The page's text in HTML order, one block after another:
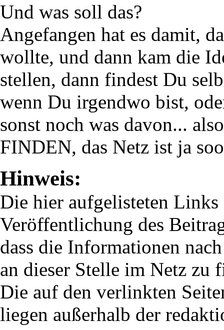
Und was soll das?
Angefangen hat es damit,
wollte, und dann kam die
stellen, dann findest Du
wenn Du irgendwo bist,
sonst noch was davon...
FINDEN, das Netz ist ja
Hinweis:
Die hier aufgelisteten
Veröffentlichung des
dass die Informationen
an dieser Stelle im Netz zu
Die auf den verlinkten
liegen außerhalb der